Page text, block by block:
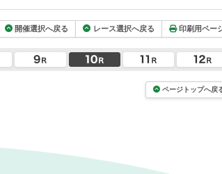
開催選択へ戻る レース選択へ戻る 印刷用ペー
ページトップへ戻